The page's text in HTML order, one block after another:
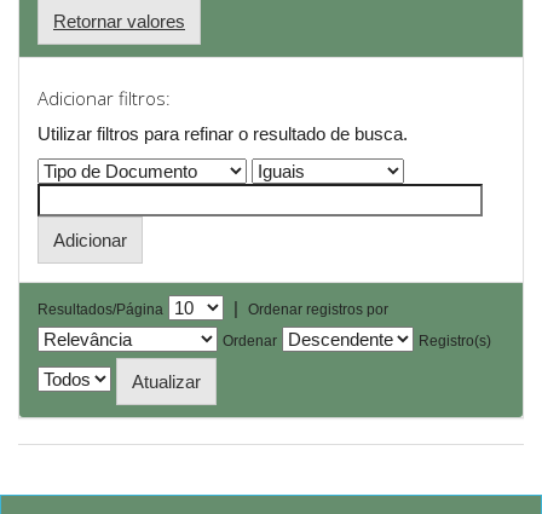
Retornar valores
Adicionar filtros:
Utilizar filtros para refinar o resultado de busca.
Resultados/Página |
Ordenar registros por
Ordenar
Registro(s)